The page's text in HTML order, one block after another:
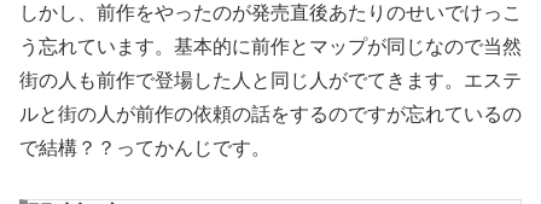
しかし、前作をやったのが発売直後あたりのせいでけっこ
う忘れています。基本的に前作とマップが同じなので当然
街の人も前作で登場した人と同じ人がでてきます。エステ
ルと街の人が前作の依頼の話をするのですが忘れているの
で結構？？ってかんじです。